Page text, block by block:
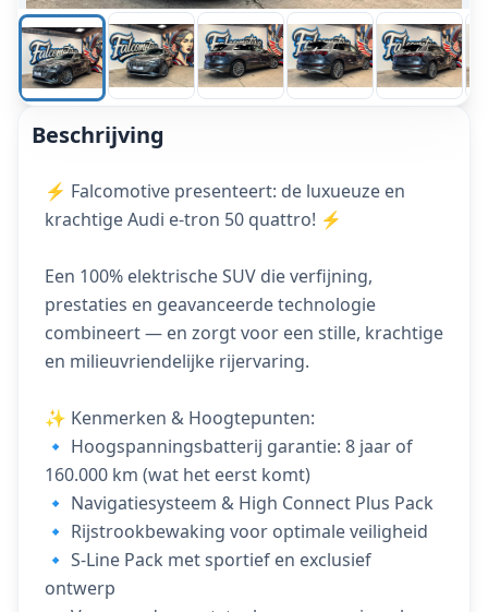
Beschrijving
⚡ Falcomotive presenteert: de luxueuze en
krachtige Audi e-tron 50 quattro! ⚡
Een 100% elektrische SUV die verfijning,
prestaties en geavanceerde technologie
combineert — en zorgt voor een stille, krachtige
en milieuvriendelijke rijervaring.
✨ Kenmerken & Hoogtepunten:
🔹 Hoogspanningsbatterij garantie: 8 jaar of
160.000 km (wat het eerst komt)
🔹 Navigatiesysteem & High Connect Plus Pack
🔹 Rijstrookbewaking voor optimale veiligheid
🔹 S-Line Pack met sportief en exclusief
ontwerp